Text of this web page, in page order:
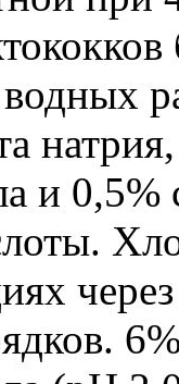
и 0,5%